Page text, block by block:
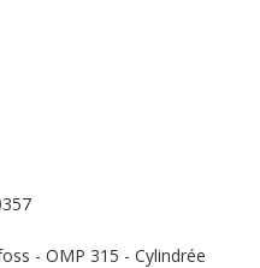
- OMP 315 - Cylindrée